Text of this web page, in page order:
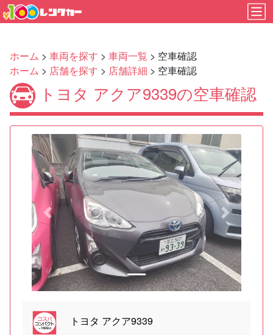
ホーム > 車両を探す > 車両一覧 > 空車確認
ホーム > 店舗を探す > 店舗詳細 > 空車確認
トヨタ アクア9339の空車確認
Previous Next
トヨタ アクア9339